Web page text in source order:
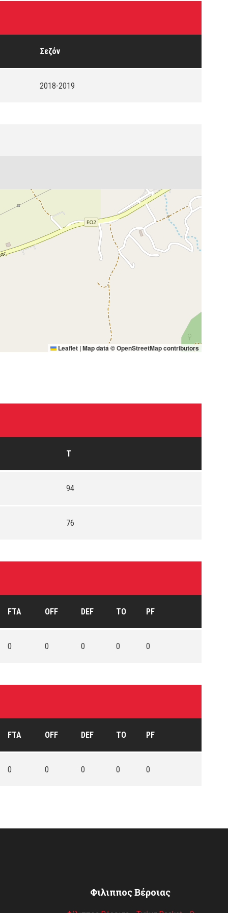
Σεζόν
2018-2019
Leaflet |Map data ©OpenStreetMapcontributors
T
94
76
FTA OFF DEF TO PF
0 0 0 0 0
FTA OFF DEF TO PF
0 0 0 0 0
Φιλιππος Βέροιας